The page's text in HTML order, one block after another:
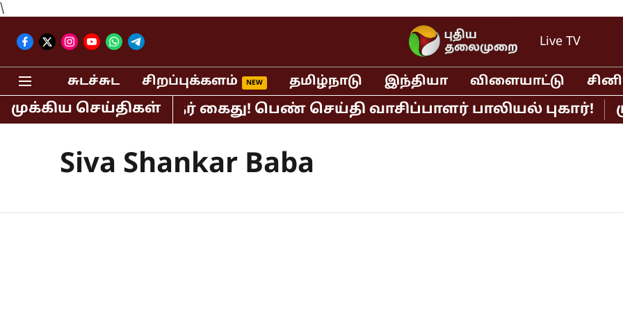
\
Live TV
சுடச்சுட சிறப்புக்களம் தமிழ்நாடு இந்தியா விளையாட்டு
முக்கிய செய்திகள்
பி.ஆர்.சுந்தர் கைது! பெண் செய்தி வாசிப்பாளர் பாலியல் புகார்!
Siva Shankar Baba